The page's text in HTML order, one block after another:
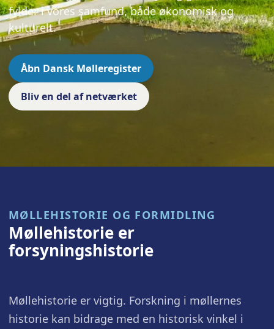
fylder i vores samfund, både økonomisk og
kulturelt.
Åbn Dansk Mølleregister
Bliv en del af netværket
MØLLEHISTORIE OG FORMIDLING
Møllehistorie er
forsyningshistorie
Møllehistorie er vigtig. Forskning i møllernes
historie kan bidrage med en historisk vinkel i